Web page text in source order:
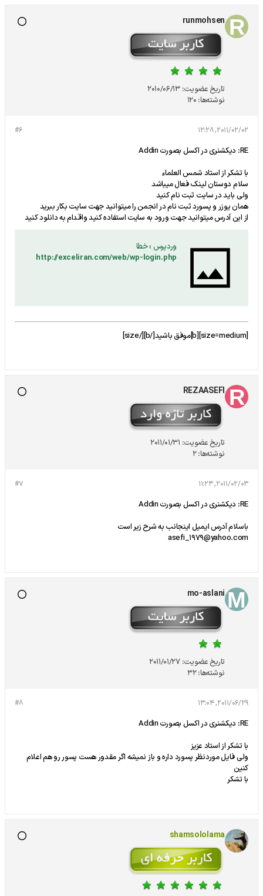
runmohsen
تاریخ عضویت: 2010/06/13
نوشته‌ها: 120
#6 2011/02/02, 12:28
RE: دیکشنری در اکسل بصورت Addin
با تشکر از استاد شمس العلماء
سلام دوستان لینک فعال میباشد
ولی باید در سایت ثبت نام کنید
همان یوزر و پسورد ثبت نام در انجمن را میتوانید جهت سایت بکار ببرید
از این آدرس میتوانید جهت ورود به سایت استفاده کنید واقدام به دانلود کنید
وردپرس › خطا
http://exceliran.com/web/wp-login.php
[size=medium][b]موفق باشيد[/b][/size]
REZAASEFI
تاریخ عضویت: 2011/01/31
نوشته‌ها:2
#7 2011/02/03, 11:23
RE: دیکشنری در اکسل بصورت Addin
باسلام آدرس ایمیل اینجانب به شرح زیر است
asefi_1979@yahoo.com
mo-aslani
تاریخ عضویت: 2011/01/27
نوشته‌ها:32
#8 2011/06/29, 13:04
RE: دیکشنری در اکسل بصورت Addin
با تشکر از استاد عزیز
ولی فایل موردنظر پسورد داره و باز نمیشه اگر مقدور هست پسور رو هم اعلام
کنین
با تشکر
shamsololama